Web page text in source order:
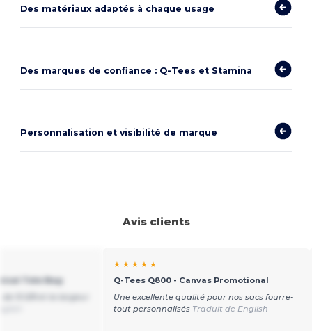
Des matériaux adaptés à chaque usage
Des marques de confiance : Q-Tees et Stamina
Personnalisation et visibilité de marque
Avis clients
Tote Bag
★ ★ ★ ★ ★
Q-Tees Q800 - Canvas Promotional
Une excellente qualité pour nos sacs fourre-
tout personnalisés Traduit de English